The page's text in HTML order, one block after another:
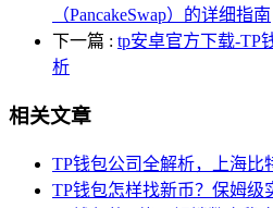
（PancakeSwap）的详细指南
下一篇 : tp安卓官方下载-TP
析
相关文章
TP钱包公司全解析，上海比
TP钱包怎样找新币？保姆级